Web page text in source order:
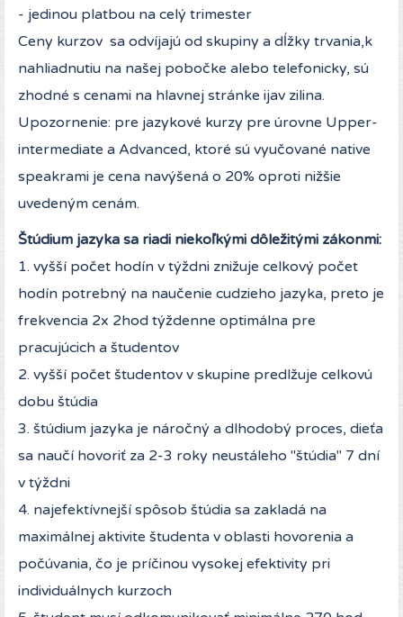
- jedinou platbou na celý trimester
Ceny kurzov sa odvíjajú od skupiny a dĺžky trvania,k
nahliadnutiu na našej pobočke alebo telefonicky, sú
zhodné s cenami na hlavnej stránke ijav zilina.
Upozornenie: pre jazykové kurzy pre úrovne Upper-
intermediate a Advanced, ktoré sú vyučované native
speakrami je cena navýšená o 20% oproti nižšie
uvedeným cenám.
Štúdium jazyka sa riadi niekoľkými dôležitými zákonmi:
1. vyšší počet hodín v týždni znižuje celkový počet
hodín potrebný na naučenie cudzieho jazyka, preto je
frekvencia 2x 2hod týždenne optimálna pre
pracujúcich a študentov
2. vyšší počet študentov v skupine predlžuje celkovú
dobu štúdia
3. štúdium jazyka je náročný a dlhodobý proces, dieťa
sa naučí hovoriť za 2-3 roky neustáleho "štúdia" 7 dní
v týždni
4. najefektívnejší spôsob štúdia sa zakladá na
maximálnej aktivite študenta v oblasti hovorenia a
počúvania, čo je príčinou vysokej efektivity pri
individuálnych kurzoch